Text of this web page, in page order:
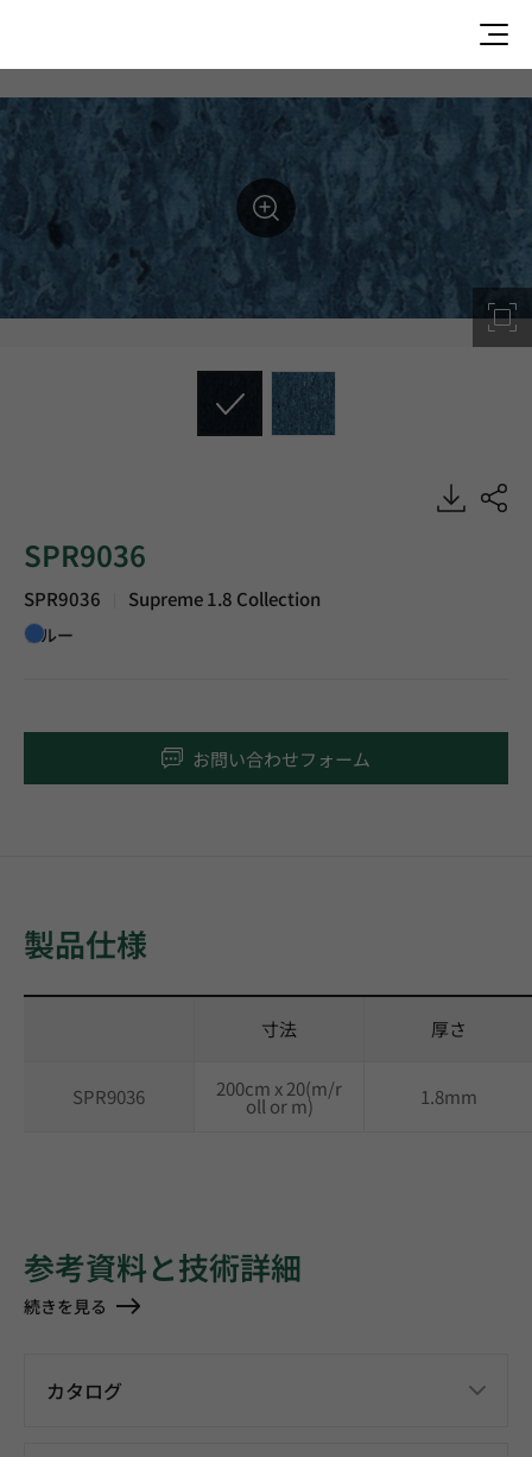
SPR9036, Supreme 1.8, Heterogeneous Sheet, HFLOR
SPR9036
SPR9036 Supreme 1.8 Collection
ブルー
お問い合わせフォーム
製品仕様
寸法 厚さ
SPR9036 200cm x 20(m/r
oll or m) 1.8mm
参考資料と技術詳細
続きを見る
カタログ